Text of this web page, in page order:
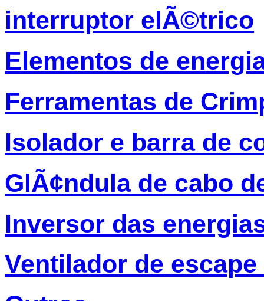
interruptor elÃ©trico
Elementos de
Ferramentas de
Isolador e barra de
GlÃ¢ndula de cabo
Inversor das
Ventilador de